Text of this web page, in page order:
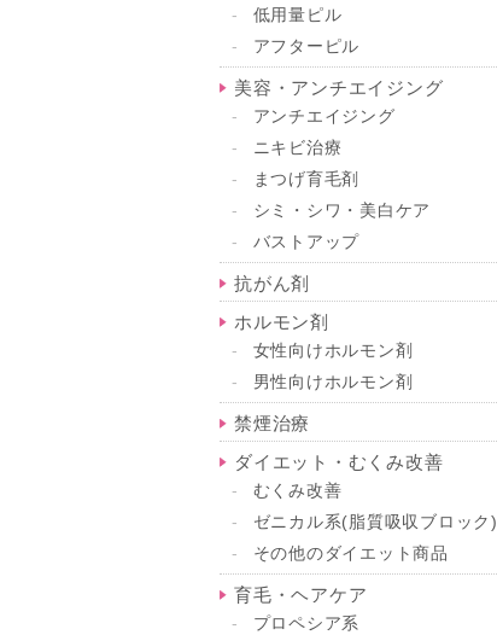
低用量ピル
アフターピル
美容・アンチエイジング
アンチエイジング
ニキビ治療
まつげ育毛剤
シミ・シワ・美白ケア
バストアップ
抗がん剤
ホルモン剤
女性向けホルモン剤
男性向けホルモン剤
禁煙治療
ダイエット・むくみ改善
むくみ改善
ゼニカル系(脂質吸収ブロック)
その他のダイエット商品
育毛・ヘアケア
プロペシア系